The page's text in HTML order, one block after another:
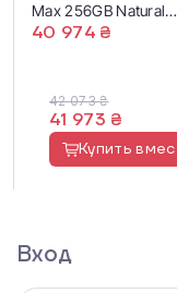
Max 256GB Natural
Titanium (MU793) -
экране) |
92% | Комплектация:
полный | Гарантія: 1
40 974 ₴
42 073 ₴
41 973 ₴
Купить
Вход